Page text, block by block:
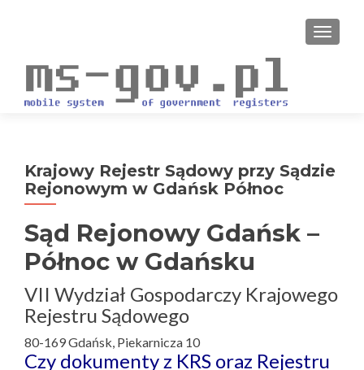
Krajowy Rejestr Sądowy przy Sądzie
Rejonowym w Gdańsk Północ
Sąd Rejonowy Gdańsk –
Północ w Gdańsku
VII Wydział Gospodarczy Krajowego
Rejestru Sądowego
80-169 Gdańsk, Piekarnicza 10
Czy dokumenty z KRS oraz Rejestru